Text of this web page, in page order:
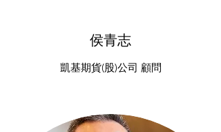
侯青志
凱基期貨(股)公司 顧問